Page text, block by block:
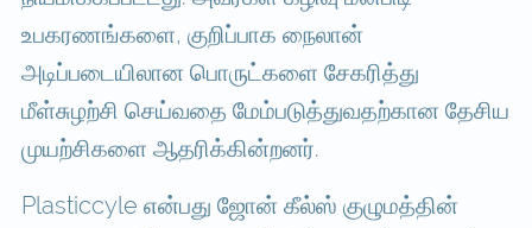
உபகரணங்களை, குறிப்பாக நைலான்
அடிப்படையிலான பொருட்களை சேகரித்து
மீள்சுழற்சி செய்வதை மேம்படுத்துவதற்கான தேசிய
முயற்சிகளை ஆதரிக்கின்றனர்.
Plasticcyle என்பது ஜோன் கீல்ஸ் குழுமத்தின்